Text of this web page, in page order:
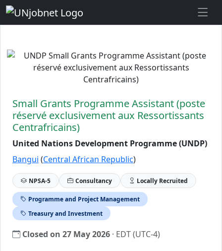
Small Grants Programme Assistant (poste
réservé exclusivement aux Ressortissants
Centrafricains)
United Nations Development Programme (UNDP)
Bangui (Central African Republic)
NPSA-5 Consultancy Locally Recruited
Programme and Project Management
Treasury and Investment
Closed on 27 May 2026 · EDT (UTC-4)